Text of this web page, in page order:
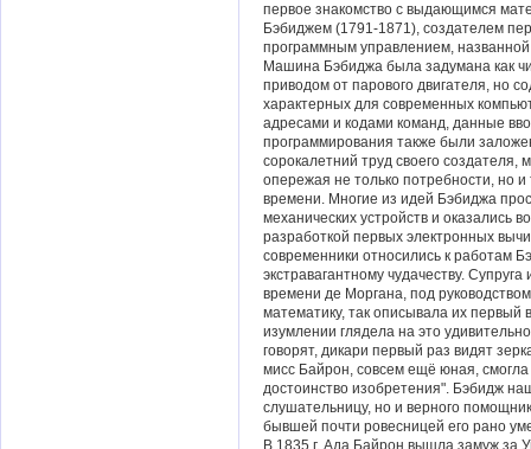
первое знакомство с выдающимся
Бэбиджем (1791-1871), создателем
программным управлением,
Машина Бэбиджа была задумана как
приводом от парового двигателя, но
характерных для современных
адресами и кодами команд, данные
программирования также были
сорокалетний труд своего
опережая не только потребности, но и
времени. Многие из идей Бэбиджа
механических устройств и оказались
разработкой первых электронных
современники относились к работам
экстравагантному чудачеству.
времени де Моргана, под
математику, так описывала их первый
изумлении глядела на это
говорят, дикари первый раз видят
мисс Байрон, совсем ещё юная,
достоинство изобретения". Бэбидж
слушательницу, но и верного
бывшей почти ровесницей его рано
В 1835 г. Ада Байрон вышла замуж за